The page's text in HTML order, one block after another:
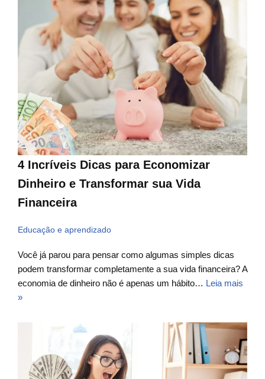
4 Incríveis Dicas para Economizar
Dinheiro e Transformar sua Vida
Financeira
Educação e aprendizado
Você já parou para pensar como algumas simples dicas
podem transformar completamente a sua vida financeira? A
economia de dinheiro não é apenas um hábito… Leia mais
»